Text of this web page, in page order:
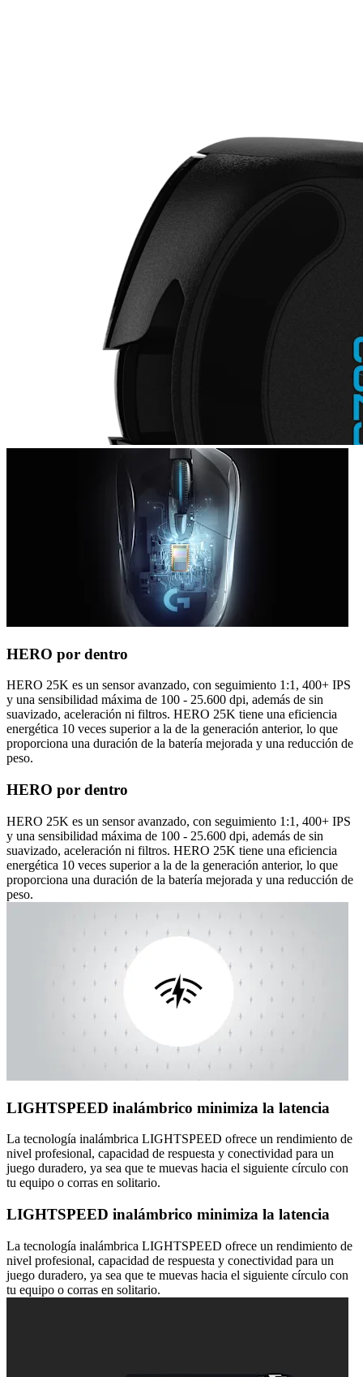
HERO por dentro
HERO 25K es un sensor avanzado, con seguimiento 1:1, 400+ IPS
y una sensibilidad máxima de 100 - 25.600 dpi, además de sin
suavizado, aceleración ni filtros. HERO 25K tiene una eficiencia
energética 10 veces superior a la de la generación anterior, lo que
proporciona una duración de la batería mejorada y una reducción de
peso.
HERO por dentro
HERO 25K es un sensor avanzado, con seguimiento 1:1, 400+ IPS
y una sensibilidad máxima de 100 - 25.600 dpi, además de sin
suavizado, aceleración ni filtros. HERO 25K tiene una eficiencia
energética 10 veces superior a la de la generación anterior, lo que
proporciona una duración de la batería mejorada y una reducción de
peso.
LIGHTSPEED inalámbrico minimiza la latencia
La tecnología inalámbrica LIGHTSPEED ofrece un rendimiento de
nivel profesional, capacidad de respuesta y conectividad para un
juego duradero, ya sea que te muevas hacia el siguiente círculo con
tu equipo o corras en solitario.
LIGHTSPEED inalámbrico minimiza la latencia
La tecnología inalámbrica LIGHTSPEED ofrece un rendimiento de
nivel profesional, capacidad de respuesta y conectividad para un
juego duradero, ya sea que te muevas hacia el siguiente círculo con
tu equipo o corras en solitario.